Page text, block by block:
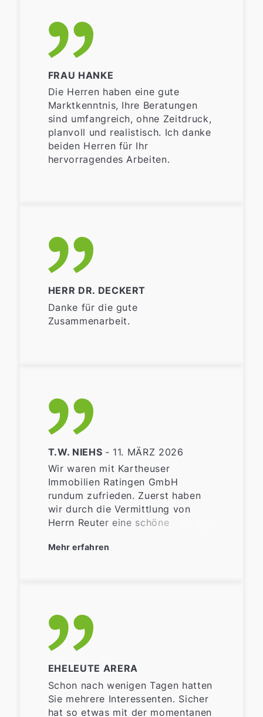
FRAU HANKE
Die Herren haben eine gute
Marktkenntnis, Ihre Beratungen
sind umfangreich, ohne Zeitdruck,
planvoll und realistisch. Ich danke
beiden Herren für Ihr
hervorragendes Arbeiten.
HERR DR. DECKERT
Danke für die gute
Zusammenarbeit.
T.W. NIEHS - 11. MÄRZ 2026
Wir waren mit Kartheuser
Immobilien Ratingen GmbH
rundum zufrieden. Zuerst haben
wir durch die Vermittlung von
Herrn Reuter eine schöne
Anschließend haben wir unser
Internet, Energieausweis, Kontakt
zu Behörden,
Besichtigungstermine, Notar, usw.
wir Herrn Breuer, der uns mit
seiner hohen Kompetenz und
seiner ständigen Erreichbarkeit
durch den gesamten Prozess
Mehr erfahren
EHELEUTE ARERA
Schon nach wenigen Tagen hatten
Sie mehrere Interessenten. Sicher
hat so etwas mit der momentanen